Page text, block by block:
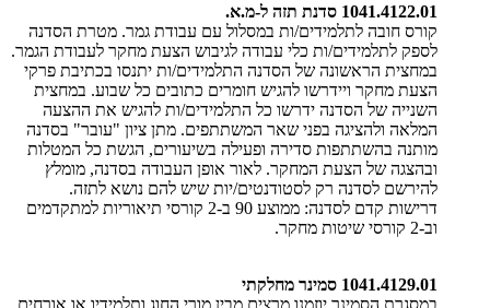
1041.4122.01 סדנת תזה ל-מ.א.
קורס חובה לתלמידים/ות במסלול עם עבודת גמר. מטרת הסדנה
לספק לתלמידים/ות כלי עבודה לגיבוש הצעת מחקר לעבודת הגמר.
במחצית הראשונה של הסדנה התלמידים/ות יתנסו בכתיבת פרקי
הצעת מחקר ויידרשו להגיש חומרים כתובים כל שבוע. במחצית
השנייה של הסדנה ידרשו כל התלמידים/ות להגיש את ההצעה
המלאה ולהציגה בפני שאר המשתתפים. מתן ציון "עובר" בסדנה
מותנה בהשתתפות סדירה ופעילה בשיעורים, הגשת כל המטלות
ובהצגה של הצעת המחקר. לאור אופן העבודה בסדנה, מומלץ
להירשם לסדנה רק לסטודנטים/יות שיש להם נושא לתזה.
דרישות קדם לסדנה: ממוצע 90 ב-2 קורסי תיאוריות למתקדמים
וב-2 קורסי שיטות מחקר.
1041.4129.01 סמינר מחלקתי
​במסגרת הסמינר יוזמנו מרצים מבין מורי החוג ותלמידיו או אורחים